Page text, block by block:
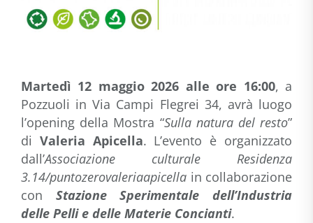
Martedì 12 maggio 2026 alle ore 16:00, a
Pozzuoli in Via Campi Flegrei 34, avrà luogo
l’opening della Mostra “Sulla natura del resto”
di Valeria Apicella. L’evento è organizzato
dall’Associazione culturale Residenza
3.14/puntozerovaleriaapicellain collaborazione
con Stazione Sperimentale dell’Industria
delle Pelli e delle Materie Concianti.